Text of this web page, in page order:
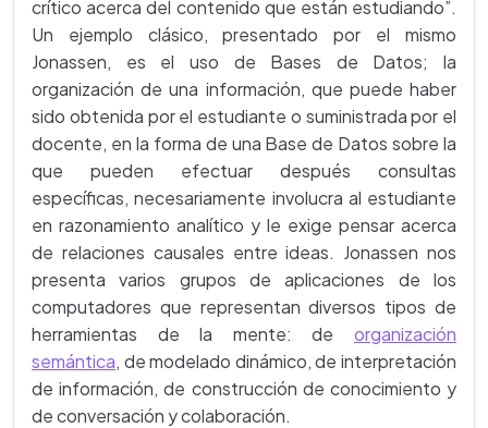
crítico acerca del contenido que están estudiando”.
Un ejemplo clásico, presentado por el mismo
Jonassen, es el uso de Bases de Datos; la
organización de una información, que puede haber
sido obtenida por el estudiante o suministrada por el
docente, en la forma de una Base de Datos sobre la
que pueden efectuar después consultas
específicas, necesariamente involucra al estudiante
en razonamiento analítico y le exige pensar acerca
de relaciones causales entre ideas. Jonassen nos
presenta varios grupos de aplicaciones de los
computadores que representan diversos tipos de
herramientas de la mente: de organización
semántica, de modelado dinámico, de interpretación
de información, de construcción de conocimiento y
de conversación y colaboración.